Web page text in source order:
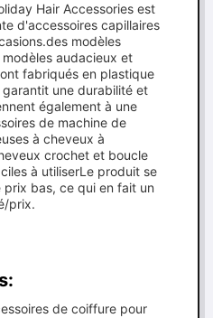
Hair Accessories est
d'accessoires capillaires
modèles
audacieux et
fabriqués en plastique
une durabilité et
également à une
de machine de
à cheveux à
crochet et boucle
à utiliserLe produit se
bas, ce qui en fait un
prix.
de coiffure pour